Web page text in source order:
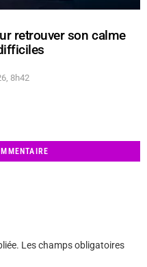
retrouver son calme
8h42
Les champs obligatoires